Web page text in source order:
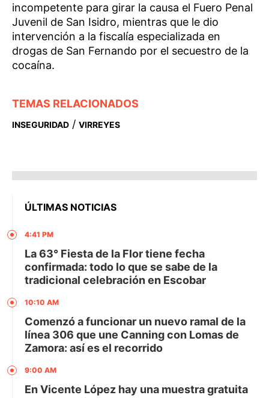
incompetente para girar la causa el Fuero Penal
Juvenil de San Isidro, mientras que le dio
intervención a la fiscalía especializada en
drogas de San Fernando por el secuestro de la
cocaína.
TEMAS RELACIONADOS
INSEGURIDAD / VIRREYES
ÚLTIMAS NOTICIAS
4:41 PM
La 63° Fiesta de la Flor tiene fecha
confirmada: todo lo que se sabe de la
tradicional celebración en Escobar
10:10 AM
Comenzó a funcionar un nuevo ramal de la
línea 306 que une Canning con Lomas de
Zamora: así es el recorrido
9:00 AM
En Vicente López hay una muestra gratuita